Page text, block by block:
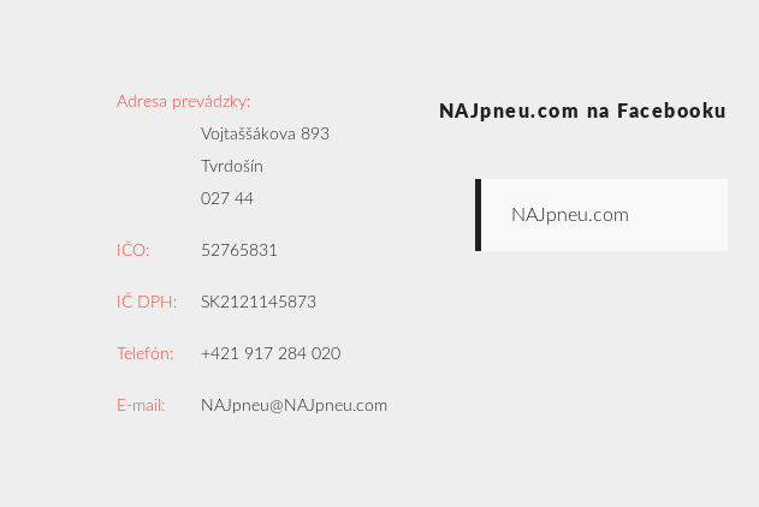
Adresa prevádzky:
Vojtaššákova 893
Tvrdošín
027 44
IČO: 52765831
IČ DPH: SK2121145873
Telefón: +421 917 284 020
E-mail: NAJpneu@NAJpneu.com
NAJpneu.com na Facebooku
NAJpneu.com